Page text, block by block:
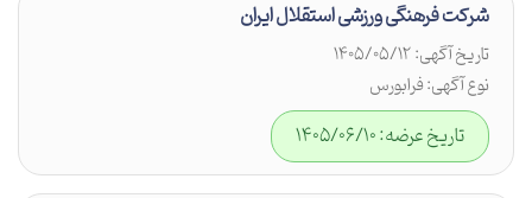
شرکت فرهنگی ورزشی استقلال ایران
تاریخ آگهی: 1405/05/12
نوع آگهی: فرابورس
تاریخ عرضه: 1405/06/10